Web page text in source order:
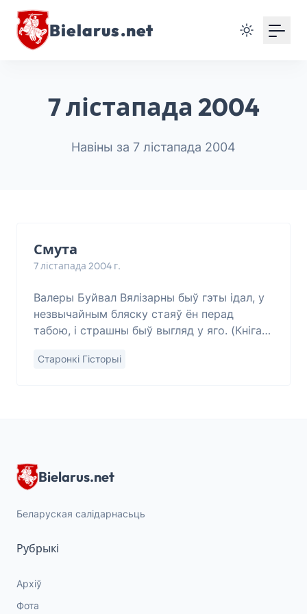
Bielarus.net
7 лістапада 2004
Навіны за 7 лістапада 2004
Смута
7 лістапада 2004 г.
Валеры Буйвал Вялізарны быў гэты ідал, у
незвычайным бляску стаяў ён перад
табою, і страшны быў выгляд у яго. (Кніга
Старонкі Гісторыі
Bielarus.net
Беларуская салідарнасьць
Рубрыкі
Архіў
Фота